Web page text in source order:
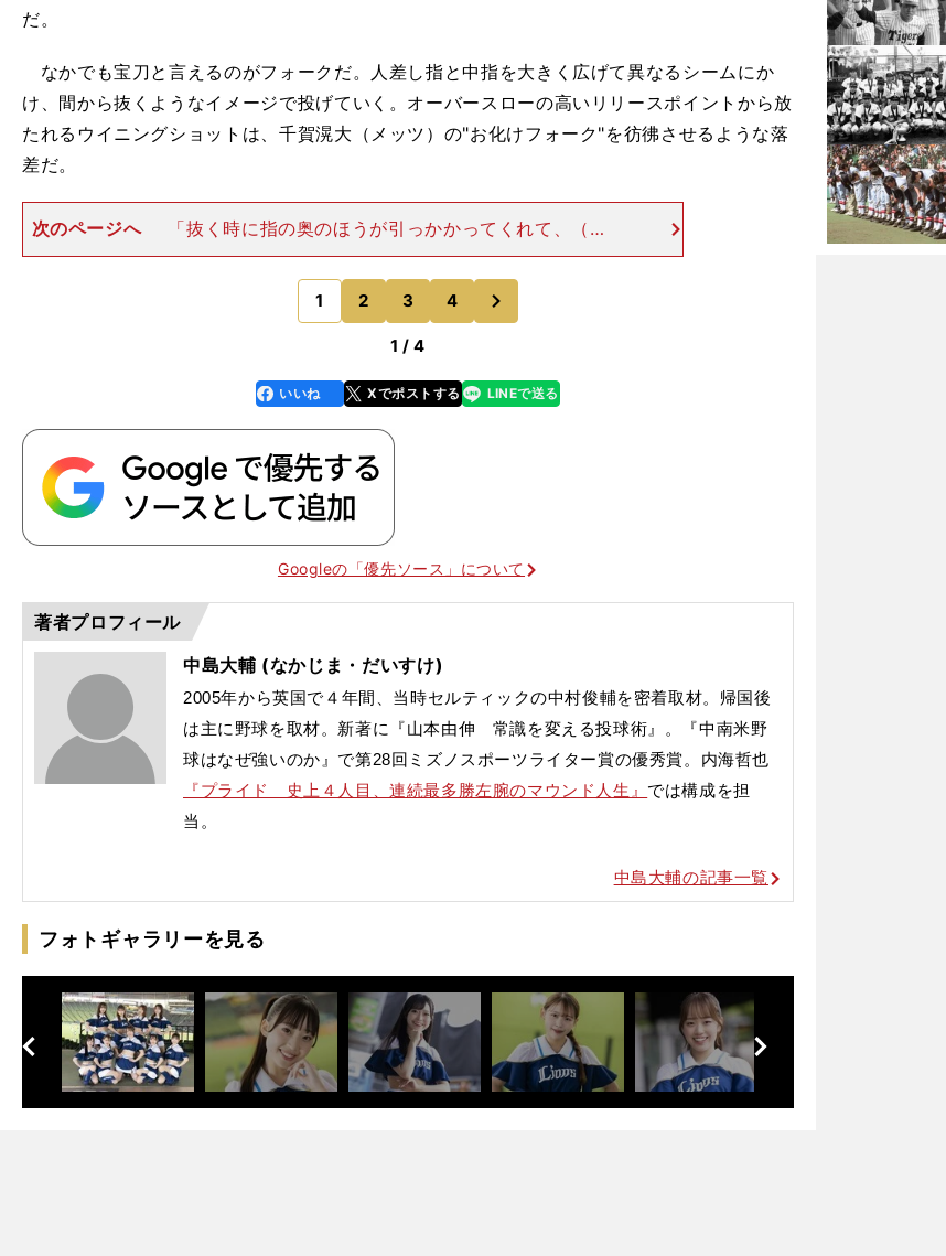
だ。
なかでも宝刀と言えるのがフォークだ。人差し指と中指を大きく広げて異なるシームにか
け、間から抜くようなイメージで投げていく。オーバースローの高いリリースポイントから放
たれるウイニングショットは、千賀滉大（メッツ）の"お化けフォーク"を彷彿させるような落
差だ。
次のページへ
「抜く時に指の奥のほうが引っかかってくれて、（指
の）間からスッと抜けるんです。そうすると縦回転、いわゆるドロップ
スピンがかかって、ボールが落ちていく。それにけっこうスライダーっ
ぽい回転もするんですよ。
1 2 3 4
のページへ
1 / 4
faceboo
k
いいね Xでポストする
line LINEで送る
Googleの「優先ソース」について
著者プロフィール
中島大輔 (なかじま・だいすけ)
2005年から英国で４年間、当時セルティックの中村俊輔を密着取材。帰国後
は主に野球を取材。新著に『山本由伸 常識を変える投球術』。
『中南米野
球はなぜ強いのか』で第28回ミズノスポーツライター賞の優秀賞。内海哲也
『プライド 史上４人目、連続最多勝左腕のマウンド人生』 では構成を担
当。
中島大輔の記事一覧
フォトギャラリーを見る
次
へ
前
へ